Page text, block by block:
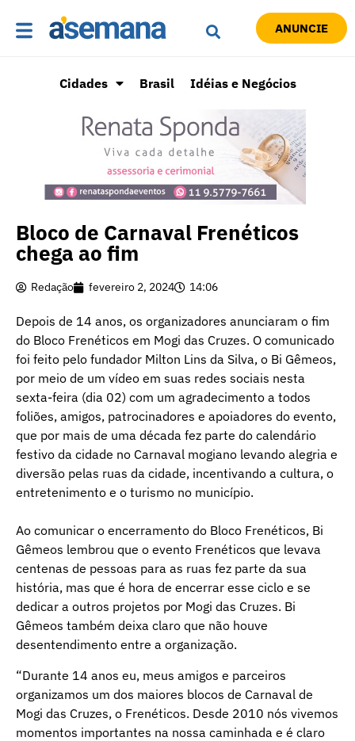
ANUNCIE
Cidades Brasil Idéias e Negócios
Bloco de Carnaval Frenéticos
chega ao fim
Redação fevereiro 2, 2024 14:06
Depois de 14 anos, os organizadores anunciaram o fim
do Bloco Frenéticos em Mogi das Cruzes. O comunicado
foi feito pelo fundador Milton Lins da Silva, o Bi Gêmeos,
por meio de um vídeo em suas redes sociais nesta
sexta-feira (dia 02) com um agradecimento a todos
foliões, amigos, patrocinadores e apoiadores do evento,
que por mais de uma década fez parte do calendário
festivo da cidade no Carnaval mogiano levando alegria e
diversão pelas ruas da cidade, incentivando a cultura, o
entretenimento e o turismo no município.
Ao comunicar o encerramento do Bloco Frenéticos, Bi
Gêmeos lembrou que o evento Frenéticos que levava
centenas de pessoas para as ruas fez parte da sua
história, mas que é hora de encerrar esse ciclo e se
dedicar a outros projetos por Mogi das Cruzes. Bi
Gêmeos também deixa claro que não houve
desentendimento entre a organização.
“Durante 14 anos eu, meus amigos e parceiros
organizamos um dos maiores blocos de Carnaval de
Mogi das Cruzes, o Frenéticos. Desde 2010 nós vivemos
momentos importantes na nossa caminhada e é claro